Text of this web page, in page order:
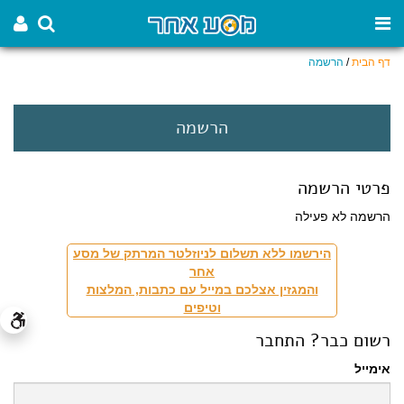
דף הבית/ הרשמה
הרשמה
פרטי הרשמה
הרשמה לא פעילה
הירשמו ללא תשלום לניוזלטר המרתק של מסע
אחר
והמגזין אצלכם במייל עם כתבות, המלצות
וטיפים
רשום כבר? התחבר
אימייל